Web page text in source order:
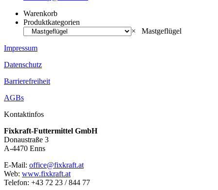
Warenkorb
Produktkategorien
× Mastgeflügel
Impressum
Datenschutz
Barrierefreiheit
AGBs
Kontaktinfos
Fixkraft-Futtermittel GmbH
Donaustraße 3
A-4470 Enns
E-Mail: office@fixkraft.at
Web: www.fixkraft.at
Telefon: +43 72 23 / 844 77